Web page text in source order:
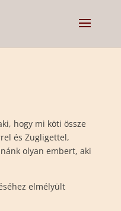
hogy mi köti össze
és Zugligettel,
olyan embert, aki
elmélyült